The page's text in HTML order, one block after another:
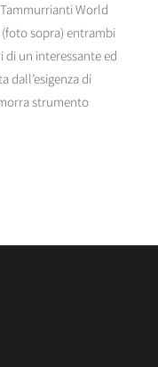
World
sopra) entrambi
di un interessante ed
dall’esigenza di
strumento